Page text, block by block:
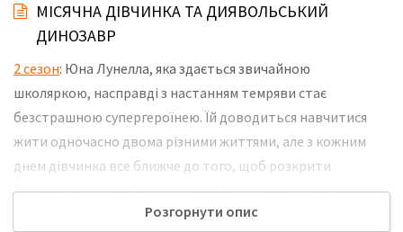
МІСЯЧНА ДІВЧИНКА ТА ДИЯВОЛЬСЬКИЙ
ДИНОЗАВР
2 сезон: Юна Лунелла, яка здається звичайною
школяркою, насправді з настанням темряви стає
безстрашною супергероїнею. Їй доводиться навчитися
жити одночасно двома різними життями, але з кожним
днем дівчинка все ближче до того, щоб розкрити
близьким правду. Супергероїні і її друзям належить
відправитися на інші планети, битися з небезпечними
Розгорнути опис